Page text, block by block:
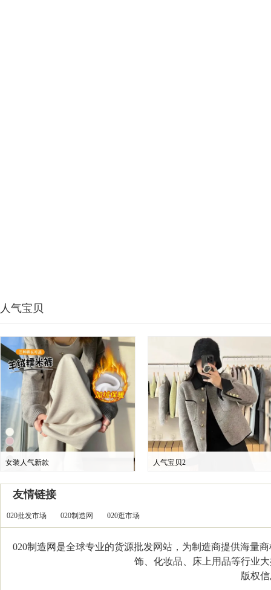
人气宝贝
女装人气新款 人气宝贝2
友情链接
020批发市场 020制造网 020逛市场
020制造网是全球专业的货源批发网站，为制造商提供海量
饰、化妆品、床上用品等行业
版权信